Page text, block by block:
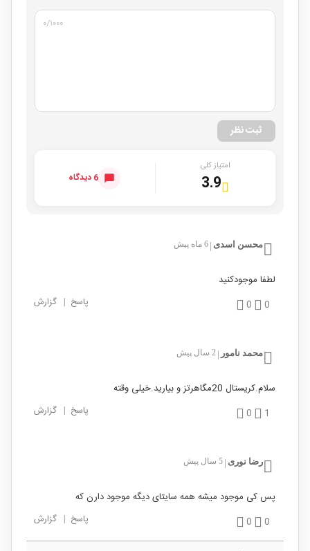
۰/۱۰۰۰
ثبت نظر
امتیاز کلی
3.9 6 دیدگاه
محسن اسدی 6 ماه پیش
لطفا موجودکنید
0
0 پاسخ | گزارش
محمد نامور 2 سال پیش
سلام.کریستال 20مگاهرتز و بیارید.خیلی وقته
1
0 پاسخ | گزارش
رضا نوری 5 سال پیش
پس کی موجود میشه همه سایتای دیگه موجود دارن که
0
0 پاسخ | گزارش